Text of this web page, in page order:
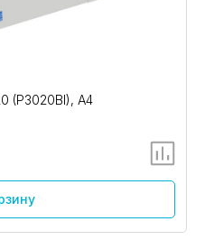
(P3020BI), A4